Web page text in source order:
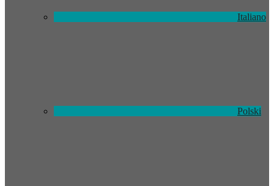
Italiano
Polski